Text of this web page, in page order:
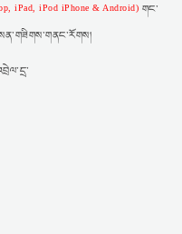
iPad, iPod iPhone & Android) གང་